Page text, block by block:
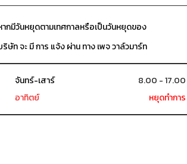
ากมีวันหยุดตามเทศกาลหรือเป็นวันหยุดของ
ริษัท จะ มี การ แจ้ง ผ่าน ทาง เพจ วาล์วมาร์ท
จันทร์-เสาร์
8.00 - 17.00
อาทิตย์
หยุดทำการ